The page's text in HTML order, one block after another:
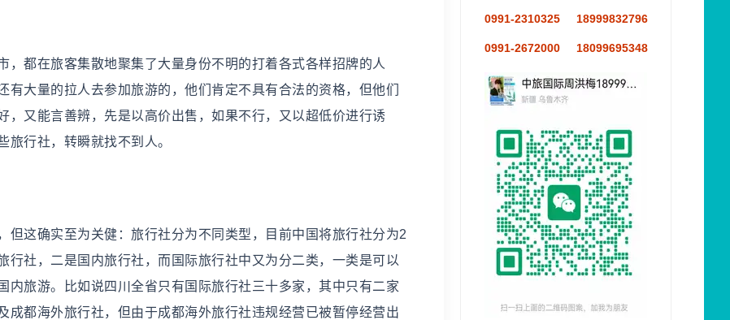
都在旅客集散地聚集了大量身份不明的打着各式各样招牌的人
大量的拉人去参加旅游的，他们肯定不具有合法的资格，但他们
，又能言善辨，先是以高价出售，如果不行，又以超低价进行诱
行社，转瞬就找不到人。
这确实至为关健：旅行社分为不同类型，目前中国将旅行社分为2
行社，二是国内旅行社，而国际旅行社中又为分二类，一类是可以
内旅游。比如说四川全省只有国际旅行社三十多家，其中只有二家
成都海外旅行社，但由于成都海外旅行社违规经营已被暂停经营出
0991-2310325 18999832796
0991-2672000 18099695348